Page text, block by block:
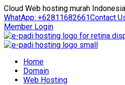
Cloud Web hosting murah
WhatApp: +62811682661Contact
Member Login
Home
Domain
Web Hosting